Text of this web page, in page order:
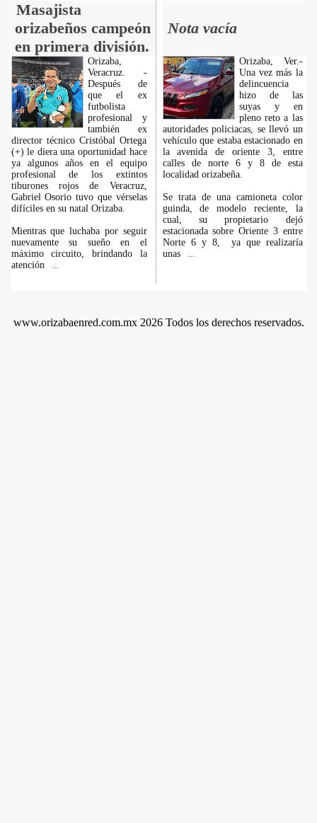
Masajista
orizabeños campeón
en primera división.
Nota vacía
Orizaba,
Veracruz. -
Después de
que el ex
futbolista
profesional y
también ex
director técnico Cristóbal Ortega
(+) le diera una oportunidad hace
ya algunos años en el equipo
profesional de los extintos
tiburones rojos de Veracruz,
Gabriel Osorio tuvo que vérselas
difíciles en su natal Orizaba.
Mientras que luchaba por seguir
nuevamente su sueño en el
máximo circuito, brindando la
atención
Orizaba, Ver.-
Una vez más la
delincuencia
hizo de las
suyas y en
pleno reto a las
autoridades policiacas, se llevó un
vehículo que estaba estacionado en
la avenida de oriente 3, entre
calles de norte 6 y 8 de esta
localidad orizabeña.
Se trata de una camioneta color
guinda, de modelo reciente, la
cual, su propietario dejó
estacionada sobre Oriente 3 entre
Norte 6 y 8, ya que realizaría
unas
www.orizabaenred.com.mx 2026 Todos los derechos reservados.